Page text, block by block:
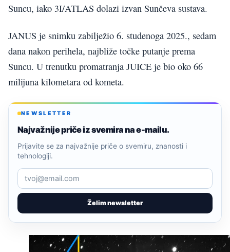
Suncu, iako 3I/ATLAS dolazi izvan Sunčeva sustava.
JANUS je snimku zabilježio 6. studenoga 2025., sedam
dana nakon perihela, najbliže točke putanje prema
Suncu. U trenutku promatranja JUICE je bio oko 66
milijuna kilometara od kometa.
NEWSLETTER
Najvažnije priče iz svemira na e-mailu.
Želim newsletter
Prijavite se za najvažnije priče o svemiru, znanosti i
tehnologiji.